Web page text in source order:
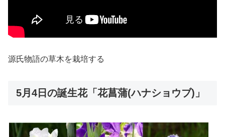
源氏物語の草木を栽培する
5月4日の誕生花「花菖蒲(ハナショウブ)」